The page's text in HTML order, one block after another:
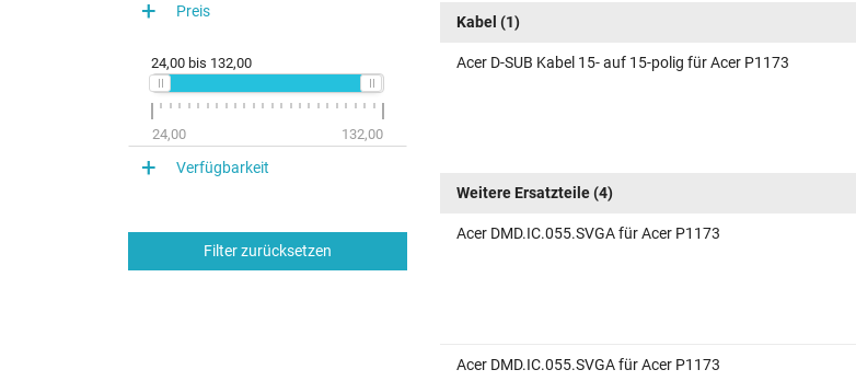
Preis
24,00 bis 132,00
24,00 132,00
Verfügbarkeit
Filter zurücksetzen
Kabel (1)
Acer D-SUB Kabel 15- auf 15-polig für Acer P1173
Weitere Ersatzteile(4)
Acer DMD.IC.055.SVGA für Acer P1173
Acer DMD.IC.055.SVGA für Acer P1173